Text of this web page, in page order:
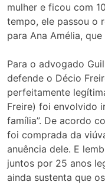
mulher e ficou com
tempo, ele passou o
para Ana Amélia,
Para o advogado
defende o Décio
perfeitamente
Freire) foi envolvido
família”. De acordo
foi comprada da
anuência dele. E
juntos por 25 anos
ainda sustenta que